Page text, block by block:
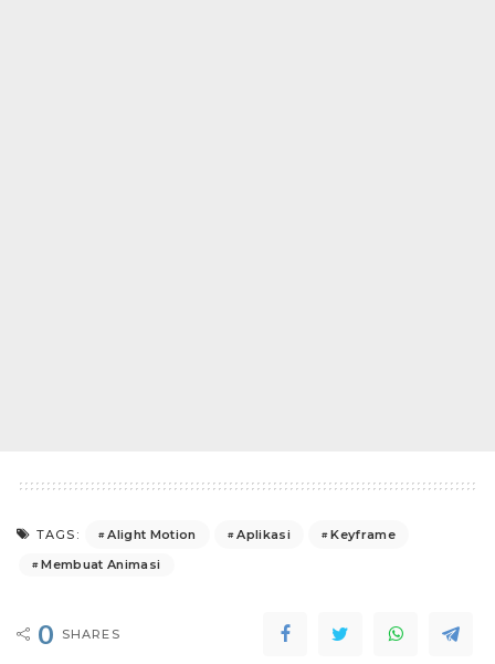
TAGS: Alight Motion Aplikasi
Keyframe
Membuat Animasi
0 SHARES